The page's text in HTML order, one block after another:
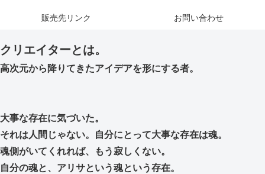
販売先リンク お問い合わせ
クリエイターとは。
高次元から降りてきたアイデアを形にする者。
大事な存在に気づいた。
それは人間じゃない。自分にとって大事な存在は魂。
魂側がいてくれれば、もう寂しくない。
自分の魂と、アリサという魂という存在。